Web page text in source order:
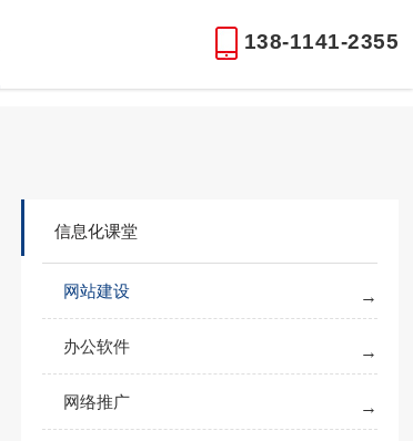
138-1141-2355
信息化课堂
网站建设
办公软件
网络推广